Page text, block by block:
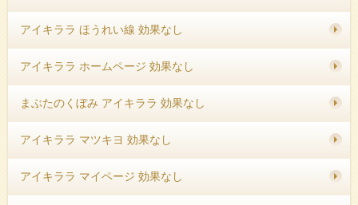
アイキララ ほうれい線 効果なし
アイキララ ホームページ 効果なし
まぶたのくぼみ アイキララ 効果なし
アイキララ マツキヨ 効果なし
アイキララ マイページ 効果なし